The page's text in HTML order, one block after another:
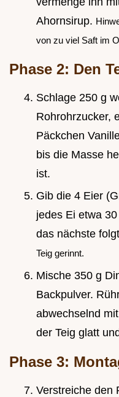
Ahornsirup.
von zu viel Saft im
Phase 2: Den
Schlage 250 g
Rohrohrzucker,
Päckchen
bis die Masse
ist.
Gib die 4 Eier
jedes Ei etwa
das nächste
Teig gerinnt.
Mische 350 g
Backpulver.
abwechselnd
der Teig glatt
Phase 3:
Verstreiche den